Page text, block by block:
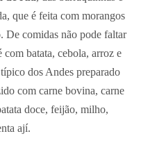
que é feita com morangos
De comidas não pode faltar
batata, cebola, arroz e
dos Andes preparado
com carne bovina, carne
doce, feijão, milho,
ají.